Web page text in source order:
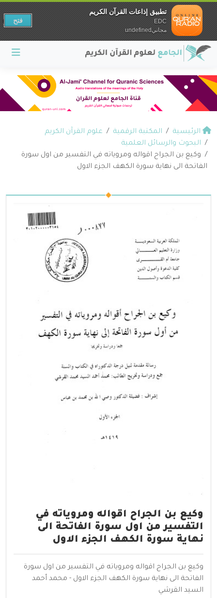
الرئيسية المكتبة الرقمية
علوم القرآن الكريم
البحوث والرسائل العلمية
وكيع بن الجراح اقواله ومروياته في التفسير من اول سورة
الفاتحة الى نهاية سورة الكهف الجزء الاول
وكيع بن الجراح اقواله ومروياته في
التفسير من اول سورة الفاتحة الى
نهاية سورة الكهف الجزء الاول
وكيع بن الجراح اقواله ومروياته في التفسير من اول سورة
الفاتحة الى نهاية سورة الكهف الجزء الاول - محمد أحمد
السيد القرشي
تطبيق إذاعات القرآن الكريم
EDC
مجانيundefined
فتح